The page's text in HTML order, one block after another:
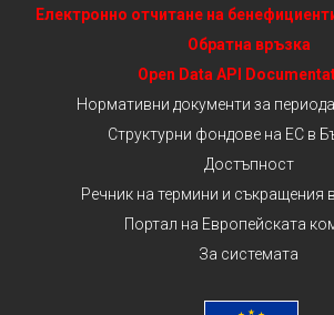
Електронно отчитане на
Обратна връзка
Open Data API
Нормативни документи за
Структурни фондове на ЕС в
Достъпност
Речник на термини и съкращения
Портал на Европейската
За системата